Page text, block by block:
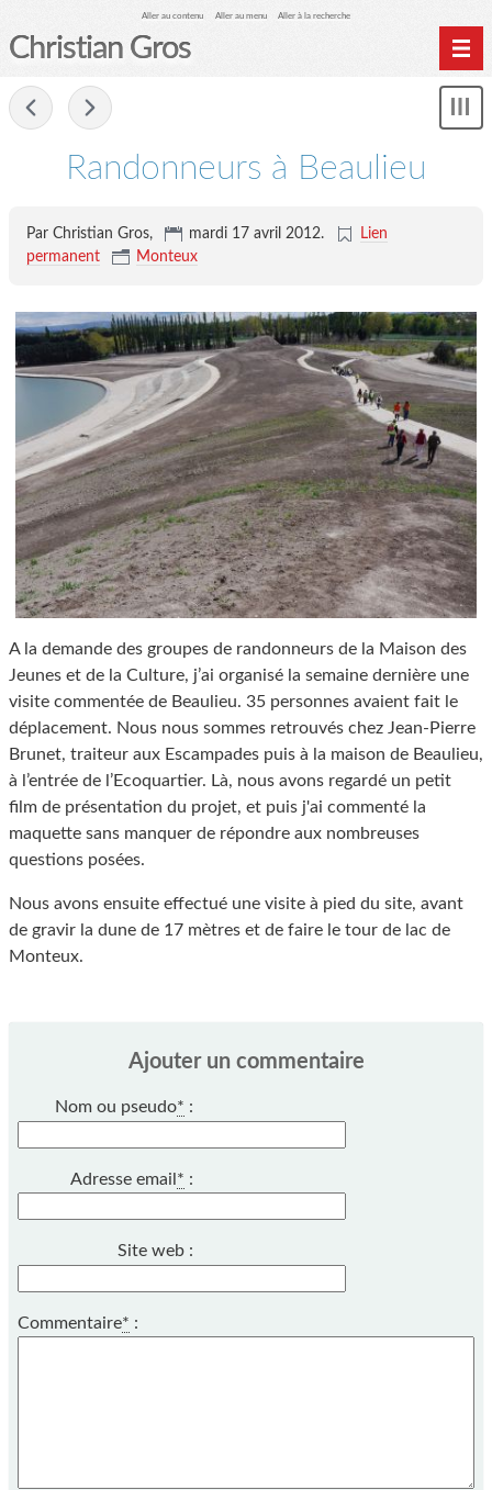
Aller au contenu Aller au menu Aller à la recherche
Christian Gros
Randonneurs à Beaulieu
Par Christian Gros, mardi 17 avril 2012.
Lien
permanent
Monteux
A la demande des groupes de randonneurs de la Maison des
Jeunes et de la Culture, j’ai organisé la semaine dernière une
visite commentée de Beaulieu. 35 personnes avaient fait le
déplacement. Nous nous sommes retrouvés chez Jean-Pierre
Brunet, traiteur aux Escampades puis à la maison de Beaulieu,
à l’entrée de l’Ecoquartier. Là, nous avons regardé un petit
film de présentation du projet, et puis j'ai commenté la
maquette sans manquer de répondre aux nombreuses
questions posées.
Nous avons ensuite effectué une visite à pied du site, avant
de gravir la dune de 17 mètres et de faire le tour de lac de
Monteux.
Ajouter un commentaire
Nom ou pseudo* :
Adresse email* :
Site web :
Commentaire* :